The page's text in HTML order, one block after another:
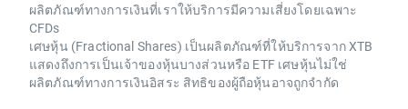
ผลิตภัณฑ์ทางการเงินที่เราให้บริการมีความเสี่ยงโดยเฉพาะ
CFDs
เศษหุ้น (Fractional Shares) เป็นผลิตภัณฑ์ที่ให้บริการจาก XTB
แสดงถึงการเป็นเจ้าของหุ้นบางส่วนหรือ ETF เศษหุ้นไม่ใช่
ผลิตภัณฑ์ทางการเงินอิสระ สิทธิของผู้ถือหุ้นอาจถูกจำกัด